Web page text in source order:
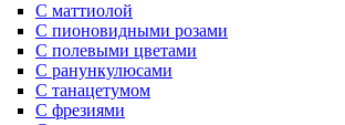
С маттиолой
С пионовидными розами
С полевыми цветами
С ранункулюсами
С танацетумом
С фрезиями